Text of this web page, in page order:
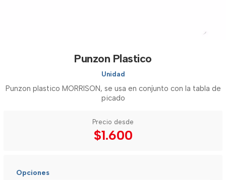
Punzon Plastico
Unidad
Punzon plastico MORRISON, se usa en conjunto con la tabla de
picado
Precio desde
$1.600
Opciones